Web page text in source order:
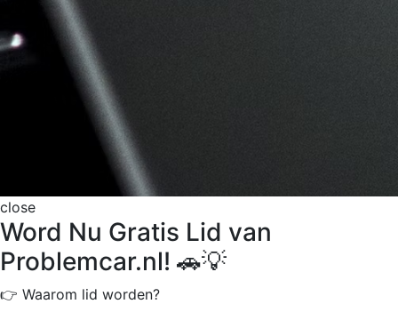
close
Word Nu Gratis Lid van
Problemcar.nl! 🚗💡
👉 Waarom lid worden?